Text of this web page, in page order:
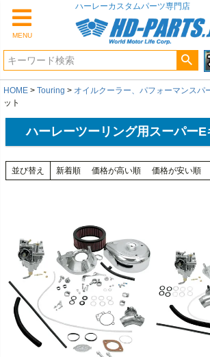
MENU
HOME Touring オイルクーラー、パフォーマンスパ
ット
ハーレーツーリング用スーパーE
並び替え 新着順 価格が高い順 価格が安い順